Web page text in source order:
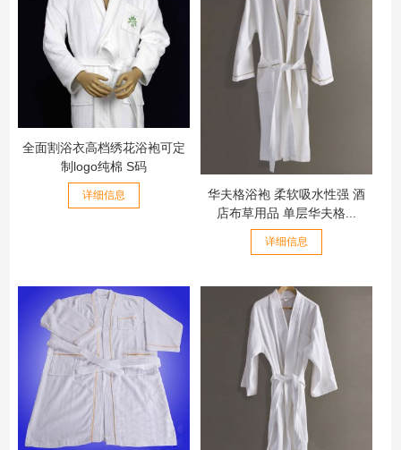
全面割浴衣高档绣花浴袍可定
制logo纯棉 S码
详细信息
华夫格浴袍 柔软吸水性强 酒
店布草用品 单层华夫格...
详细信息